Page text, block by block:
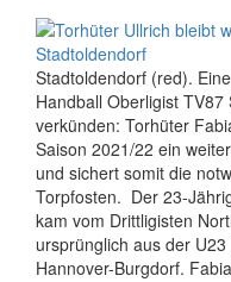
Stadtoldendorf (red).
Handball Oberligist
verkünden: Torhüter
Saison 2021/22 ein
und sichert somit die
Torpfosten. Der 23-
kam vom Drittligisten
ursprünglich aus der
Hannover-Burgdorf.